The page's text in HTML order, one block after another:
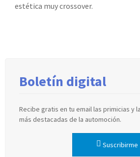
estética muy crossover.
Boletín digital
Recibe gratis en tu email las primicias y
más destacadas de la automoción.
Suscribirme